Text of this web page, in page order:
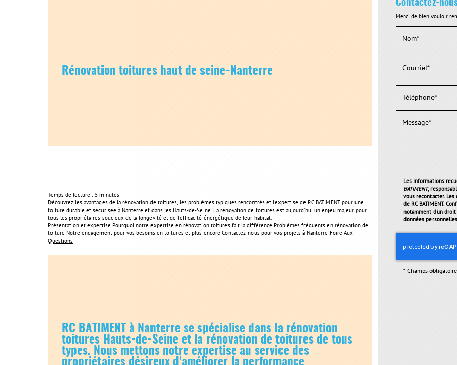
Rénovation toitures haut de seine-Nanterre
Temps de lecture : 5 minutes
Découvrez les avantages de la rénovation de toitures, les problèmes typiques rencontrés et l'expertise de RC BATIMENT pour une
toiture durable et sécurisée à Nanterre et dans les Hauts-de-Seine. La rénovation de toitures est aujourd'hui un enjeu majeur pour
tous les propriétaires soucieux de la longévité et de l'efficacité énergétique de leur habitat.
Présentation et expertise Pourquoi notre expertise en rénovation toitures fait la différence Problèmes fréquents en rénovation de
toiture Notre engagement pour vos besoins en toitures et plus encore Contactez-nous pour vos projets à Nanterre Foire Aux
Questions
RC BATIMENT à Nanterre se spécialise dans la rénovation
toitures Hauts-de-Seine et la rénovation de toitures de tous
types. Nous mettons notre expertise au service des
Contactez-
Merci de bien vouloir
Les informations
BATIMENT,
vous recontacter.
de RC BATIMENT.
notamment d'un
données
*Champs